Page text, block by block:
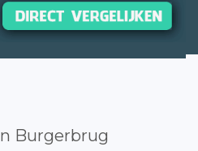
Burgerbrug